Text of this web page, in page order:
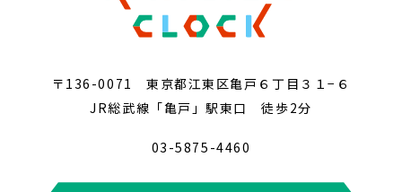
〒136-0071 東京都江東区亀戸６丁目３１−６
JR総武線「亀戸」駅東口 徒歩2分
03-5875-4460